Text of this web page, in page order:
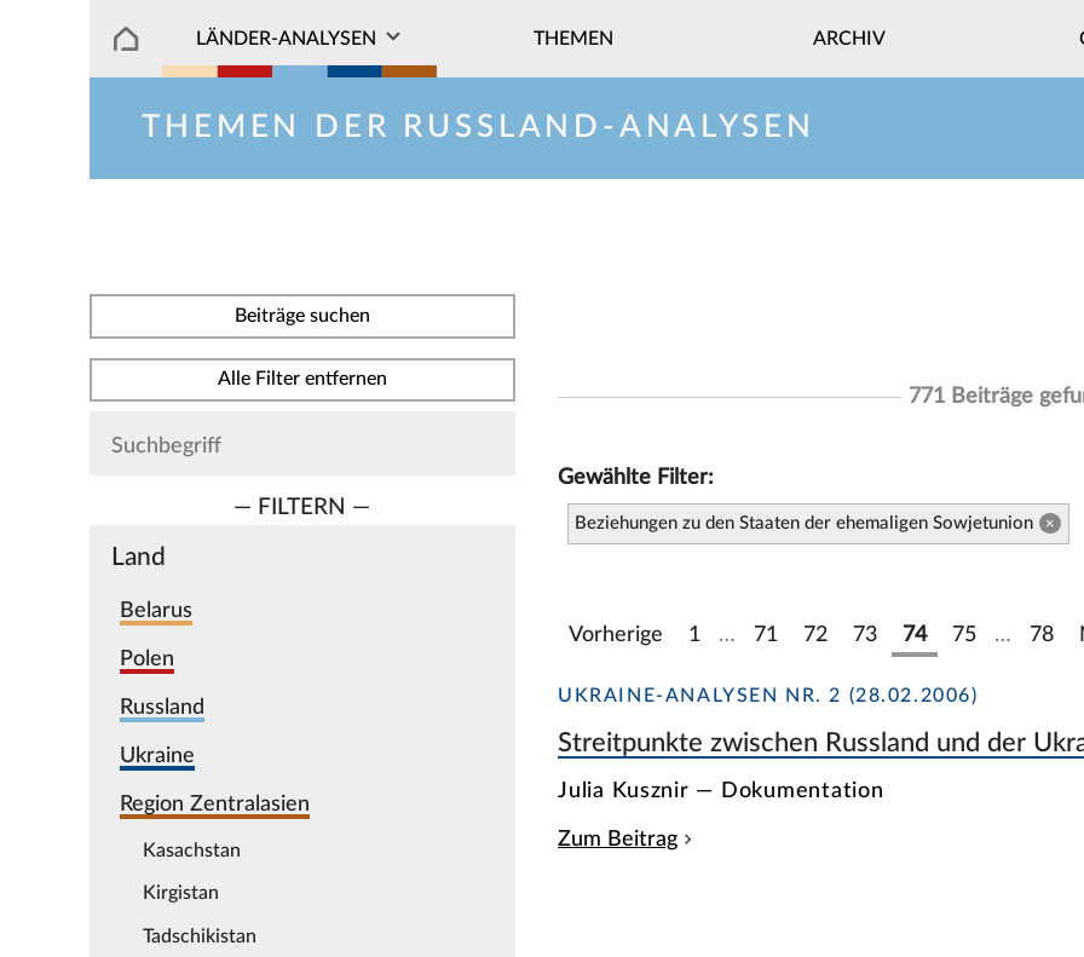
LÄNDER-ANALYSEN THEMEN ARCHIV
THEMEN DER RUSSLAND-ANALYSEN
Beiträge suchen
Alle Filter entfernen
— FILTERN —
Land
Belarus
Polen
Russland
Ukraine
Region Zentralasien
Kasachstan
Kirgistan
Tadschikistan
771 Beiträge
Gewählte Filter:
Beziehungen zu den Staaten der ehemaligen Sowjetunion ×
Vorherige 1 … 71 72 73 74 75 … 78
UKRAINE-ANALYSEN NR. 2 (28.02.2006)
Streitpunkte zwischen Russland und der
Julia Kusznir — Dokumentation
Zum Beitrag